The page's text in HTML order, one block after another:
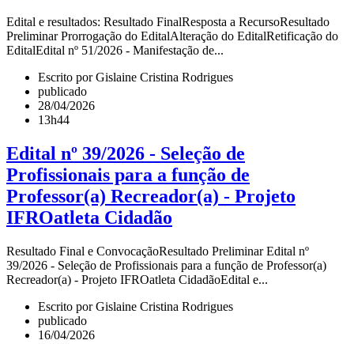
Edital e resultados: Resultado FinalResposta a RecursoResultado
Preliminar Prorrogação do EditalAlteração do EditalRetificação do
EditalEdital nº 51/2026 - Manifestação de...
Escrito por Gislaine Cristina Rodrigues
publicado
28/04/2026
13h44
Edital nº 39/2026 - Seleção de
Profissionais para a função de
Professor(a) Recreador(a) - Projeto
IFROatleta Cidadão
Resultado Final e ConvocaçãoResultado Preliminar Edital nº
39/2026 - Seleção de Profissionais para a função de Professor(a)
Recreador(a) - Projeto IFROatleta CidadãoEdital e...
Escrito por Gislaine Cristina Rodrigues
publicado
16/04/2026